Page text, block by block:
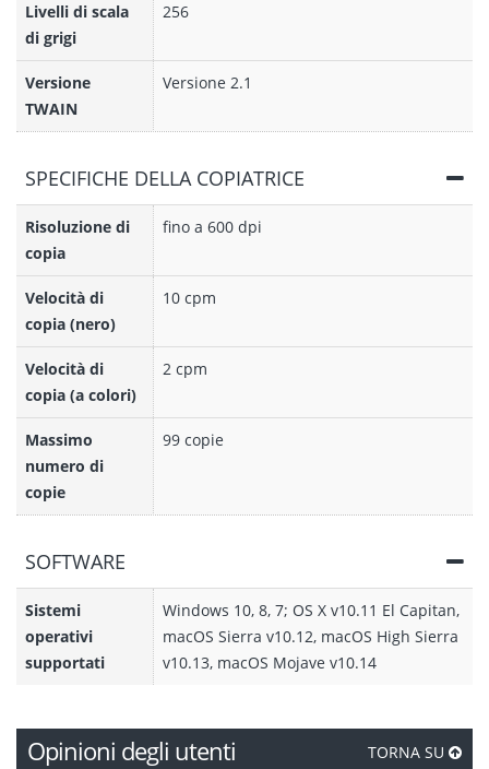
Livelli di scala
di grigi
256
Versione
TWAIN
Versione 2.1
SPECIFICHE DELLA COPIATRICE
Risoluzione di
copia
fino a 600 dpi
Velocità di
copia (nero)
10 cpm
Velocità di
copia (a colori)
2 cpm
Massimo
numero di
copie
99 copie
SOFTWARE
Sistemi
operativi
supportati
Windows 10, 8, 7; OS X v10.11 El Capitan,
macOS Sierra v10.12, macOS High Sierra
v10.13, macOS Mojave v10.14
Opinioni degli utenti TORNA SU